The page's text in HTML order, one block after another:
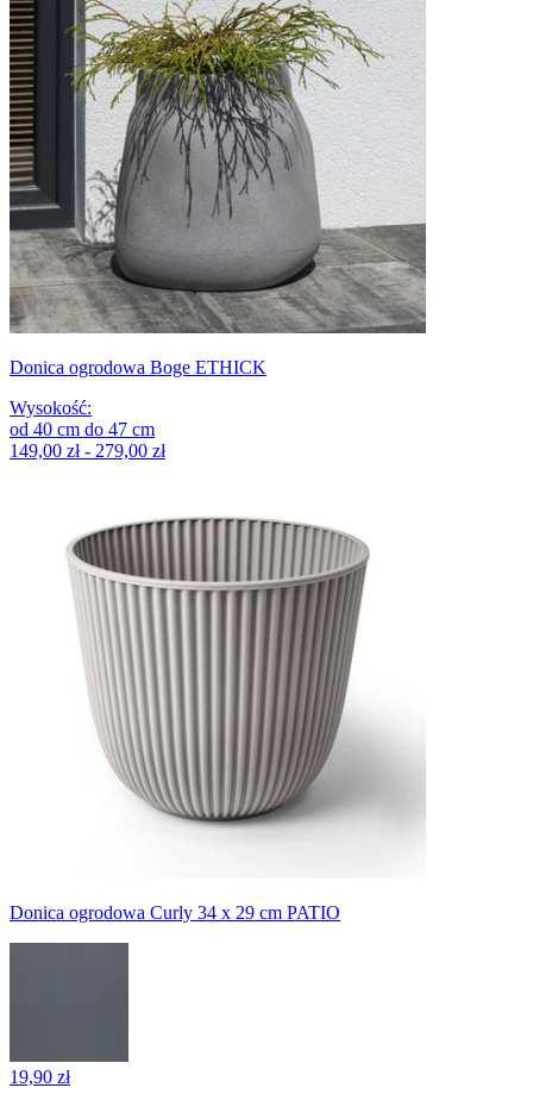
Donica ogrodowa Boge ETHICK
Wysokość:
od 40 cm do 47 cm
149,00 zł - 279,00 zł
Donica ogrodowa Curly 34 x 29 cm PATIO
19,90 zł